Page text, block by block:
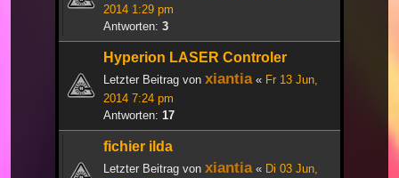
2014 1:29 pm
Antworten: 3
Hyperion LASER Controler
Letzter Beitrag von xiantia« Fr 13 Jun,
2014 7:24 pm
Antworten: 17
fichier ilda
Letzter Beitrag von xiantia« Di 03 Jun,